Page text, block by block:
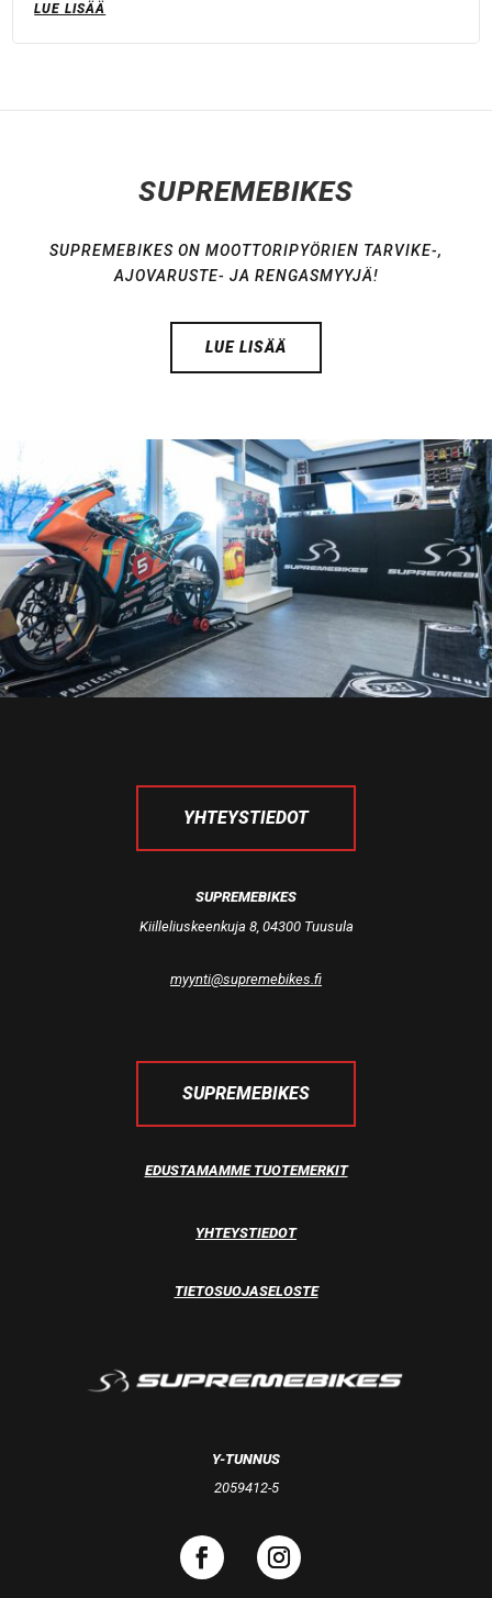
LUE LISÄÄ
SUPREMEBIKES
SUPREMEBIKES ON MOOTTORIPYÖRIEN TARVIKE-,
AJOVARUSTE- JA RENGASMYYJÄ!
LUE LISÄÄ
YHTEYSTIEDOT
SUPREMEBIKES
Kiilleliuskeenkuja 8, 04300 Tuusula
myynti@supremebikes.fi
SUPREMEBIKES
EDUSTAMAMME TUOTEMERKIT
YHTEYSTIEDOT
TIETOSUOJASELOSTE
Y-TUNNUS
2059412-5